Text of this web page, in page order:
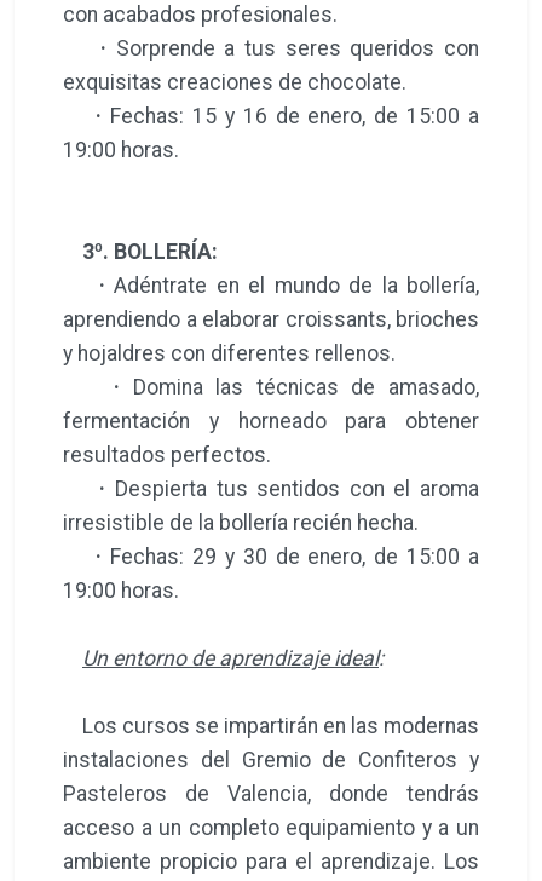
con acabados profesionales.
· Sorprende a tus seres queridos con
exquisitas creaciones de chocolate.
· Fechas: 15 y 16 de enero, de 15:00 a
19:00 horas.
3º. BOLLERÍA:
·Adéntrate en el mundo de la bollería,
aprendiendo a elaborar croissants, brioches
y hojaldres con diferentes rellenos.
· Domina las técnicas de amasado,
fermentación y horneado para obtener
resultados perfectos.
· Despierta tus sentidos con el aroma
irresistible de la bollería recién hecha.
· Fechas: 29 y 30 de enero, de 15:00 a
19:00 horas.
Un entorno de aprendizaje ideal:
Los cursos se impartirán en las modernas
instalaciones del Gremio de Confiteros y
Pasteleros de Valencia, donde tendrás
acceso a un completo equipamiento y a un
ambiente propicio para el aprendizaje. Los